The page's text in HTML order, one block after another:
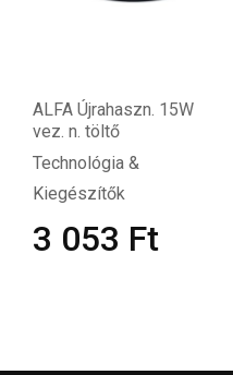
ALFA Újrahaszn. 15W
vez. n. töltő
Technológia &
Kiegészítők
3 053 Ft